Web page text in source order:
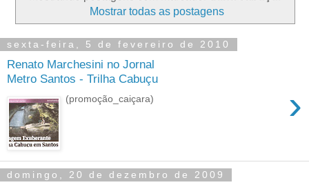
Mostrar todas as postagens
sexta-feira, 5 de fevereiro de 2010
Renato Marchesini no Jornal
Metro Santos - Trilha Cabuçu
›
(promoção_caiçara)
domingo, 20 de dezembro de 2009